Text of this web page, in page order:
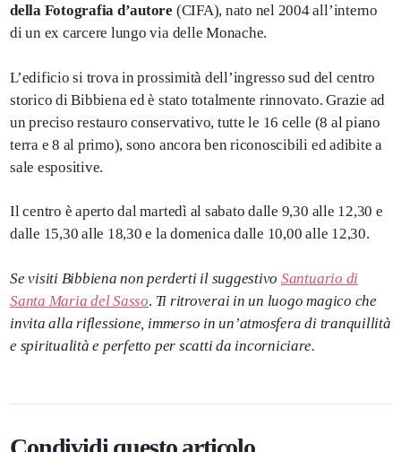
della Fotografia d’autore (CIFA), nato nel 2004 all’interno
di un ex carcere lungo via delle Monache.
L’edificio si trova in prossimità dell’ingresso sud del centro
storico di Bibbiena ed è stato totalmente rinnovato. Grazie ad
un preciso restauro conservativo, tutte le 16 celle (8 al piano
terra e 8 al primo), sono ancora ben riconoscibili ed adibite a
sale espositive.
Il centro è aperto dal martedì al sabato dalle 9,30 alle 12,30 e
dalle 15,30 alle 18,30 e la domenica dalle 10,00 alle 12,30.
Se visiti Bibbiena non perderti il suggestivo Santuario di
Santa Maria del Sasso. Ti ritroverai in un luogo magico che
invita alla riflessione, immerso in un’atmosfera di tranquillità
e spiritualità e perfetto per scatti da incorniciare.